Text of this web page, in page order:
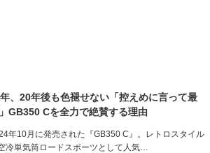
、20年後も色褪せない「控えめに言って最
GB350 Cを全力で絶賛する理由
年10月に発売された『GB350 C』。レトロスタイル
冷単気筒ロードスポーツとして人気…